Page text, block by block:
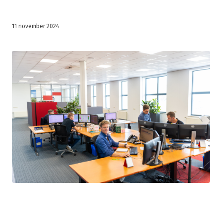
11 november 2024